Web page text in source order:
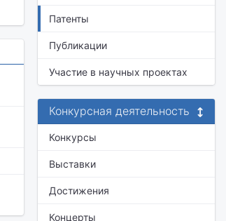
Патенты
Публикации
Участие в научных проектах
Конкурсная деятельность
Конкурсы
Выставки
Достижения
Концерты